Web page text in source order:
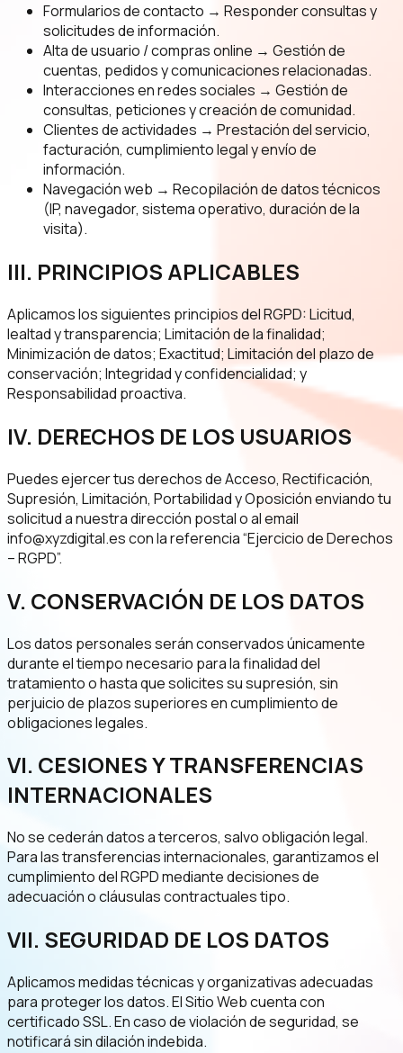
Formularios de contacto → Responder consultas y
solicitudes de información.
Alta de usuario / compras online → Gestión de
cuentas, pedidos y comunicaciones relacionadas.
Interacciones en redes sociales → Gestión de
consultas, peticiones y creación de comunidad.
Clientes de actividades → Prestación del servicio,
facturación, cumplimiento legal y envío de
información.
Navegación web → Recopilación de datos técnicos
(IP, navegador, sistema operativo, duración de la
visita).
III. PRINCIPIOS APLICABLES
Aplicamos los siguientes principios del RGPD: Licitud,
lealtad y transparencia; Limitación de la finalidad;
Minimización de datos; Exactitud; Limitación del plazo de
conservación; Integridad y confidencialidad; y
Responsabilidad proactiva.
IV. DERECHOS DE LOS USUARIOS
Puedes ejercer tus derechos de Acceso, Rectificación,
Supresión, Limitación, Portabilidad y Oposición enviando tu
solicitud a nuestra dirección postal o al email
info@xyzdigital.es con la referencia “Ejercicio de Derechos
– RGPD”.
V. CONSERVACIÓN DE LOS DATOS
Los datos personales serán conservados únicamente
durante el tiempo necesario para la finalidad del
tratamiento o hasta que solicites su supresión, sin
perjuicio de plazos superiores en cumplimiento de
obligaciones legales.
VI. CESIONES Y TRANSFERENCIAS
INTERNACIONALES
No se cederán datos a terceros, salvo obligación legal.
Para las transferencias internacionales, garantizamos el
cumplimiento del RGPD mediante decisiones de
adecuación o cláusulas contractuales tipo.
VII. SEGURIDAD DE LOS DATOS
Aplicamos medidas técnicas y organizativas adecuadas
para proteger los datos. El Sitio Web cuenta con
certificado SSL. En caso de violación de seguridad, se
notificará sin dilación indebida.